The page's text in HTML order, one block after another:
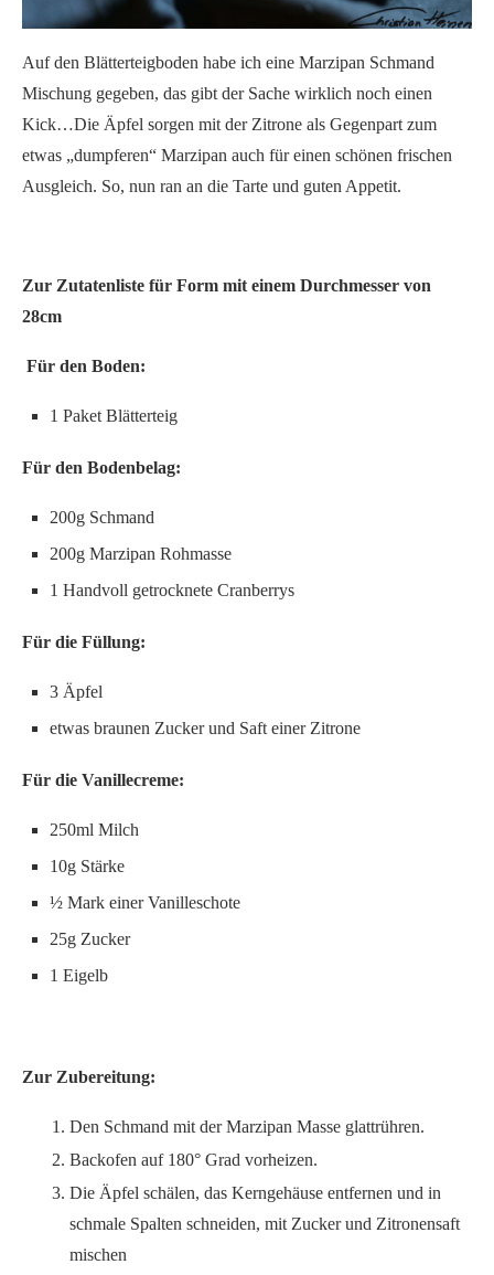
Auf den Blätterteigboden habe ich eine Marzipan Schmand
Mischung gegeben, das gibt der Sache wirklich noch einen
Kick…Die Äpfel sorgen mit der Zitrone als Gegenpart zum
etwas „dumpferen“ Marzipan auch für einen schönen frischen
Ausgleich. So, nun ran an die Tarte und guten Appetit.
Zur Zutatenliste für Form mit einem Durchmesser von
28cm
Für den Boden:
1 Paket Blätterteig
Für den Bodenbelag:
200g Schmand
200g Marzipan Rohmasse
1 Handvoll getrocknete Cranberrys
Für die Füllung:
3 Äpfel
etwas braunen Zucker und Saft einer Zitrone
Für die Vanillecreme:
250ml Milch
10g Stärke
½ Mark einer Vanilleschote
25g Zucker
1 Eigelb
Zur Zubereitung:
Den Schmand mit der Marzipan Masse glattrühren.
Backofen auf 180° Grad vorheizen.
Die Äpfel schälen, das Kerngehäuse entfernen und in
schmale Spalten schneiden, mit Zucker und Zitronensaft
mischen